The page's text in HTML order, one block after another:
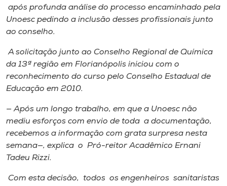
Editora
Rádio
Museu
Unoesc
Store
o idioma
após profunda análise do processo encaminhado pela
Unoesc pedindo a inclusão desses profissionais junto
ao conselho.
A solicitação junto ao Conselho Regional de Química
da 13ª região em Florianópolis iniciou com o
reconhecimento do curso pelo Conselho Estadual de
Educação em 2010.
— Após um longo trabalho, em que a Unoesc não
mediu esforços com envio de toda a documentação,
recebemos a informação com grata surpresa nesta
semana—, explica o Pró-reitor Acadêmico Ernani
Tadeu Rizzi.
Com esta decisão, todos os engenheiros sanitaristas